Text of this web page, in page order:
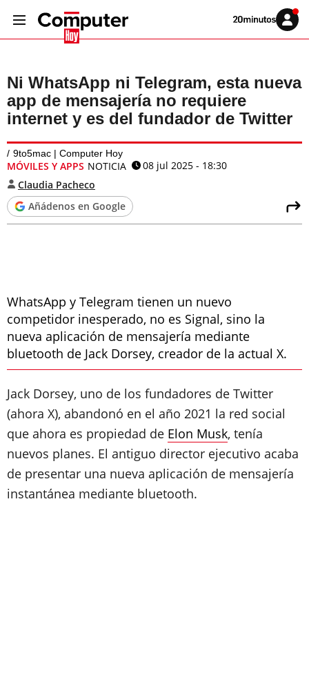
Volver
Iniciar
sesión
Ni WhatsApp ni Telegram, esta nueva
app de mensajería no requiere
internet y es del fundador de Twitter
9to5mac | Computer Hoy
MÓVILES Y APPS NOTICIA
08 jul 2025 - 18:30
Claudia Pacheco
Añádenos en Google
WhatsApp y Telegram tienen un nuevo
competidor inesperado, no es Signal, sino la
nueva aplicación de mensajería mediante
bluetooth de Jack Dorsey, creador de la actual X.
Jack Dorsey, uno de los fundadores de Twitter
(ahora X), abandonó en el año 2021 la red social
que ahora es propiedad de Elon Musk, tenía
nuevos planes. El antiguo director ejecutivo acaba
de presentar una nueva aplicación de mensajería
instantánea mediante bluetooth.